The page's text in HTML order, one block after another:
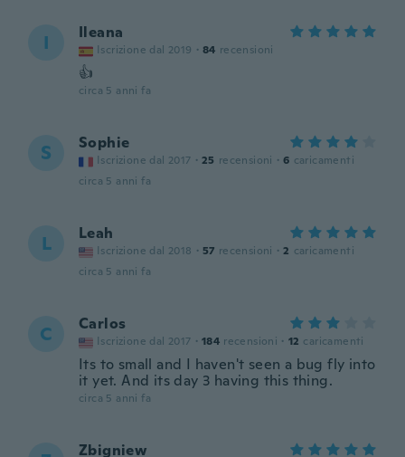
I Ileana
Iscrizione dal 2019 · 84 recensioni
👍
circa 5 anni fa
S Sophie
Iscrizione dal 2017 · 25 recensioni · 6 caricamenti
circa 5 anni fa
L Leah
Iscrizione dal 2018 · 57 recensioni · 2 caricamenti
circa 5 anni fa
C Carlos
Iscrizione dal 2017 · 184 recensioni · 12 caricamenti
Its to small and I haven't seen a bug fly into
it yet. And its day 3 having this thing.
circa 5 anni fa
Zbigniew